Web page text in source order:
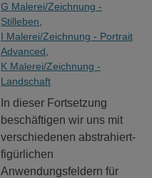
G Malerei/Zeichnung -
Stilleben
I Malerei/Zeichnung - Portrait
Advanced
K Malerei/Zeichnung -
Landschaft
In dieser Fortsetzung
beschäftigen wir uns mit
verschiedenen abstrahiert-
figürlichen
Anwendungsfeldern für